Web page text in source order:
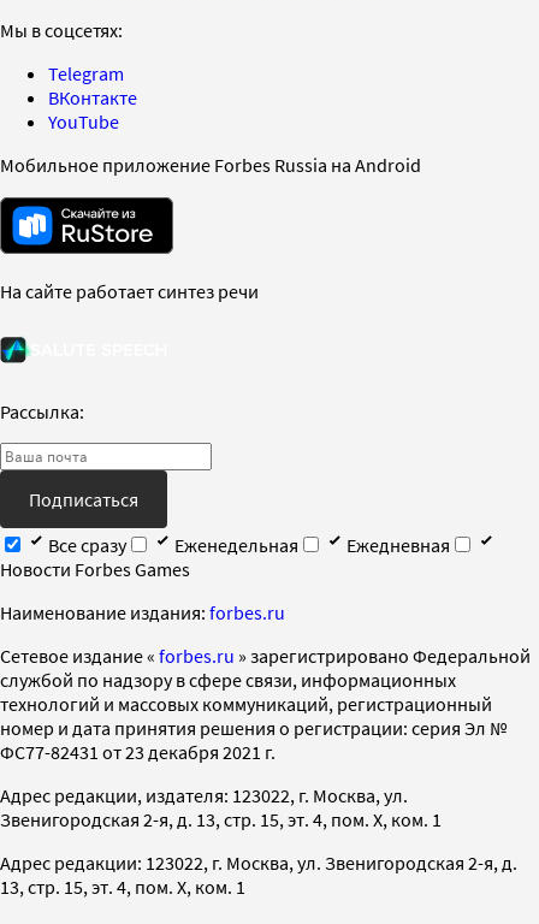
Мы в соцсетях:
Telegram
ВКонтакте
YouTube
Мобильное приложение Forbes Russia на Android
На сайте работает синтез речи
Рассылка:
Подписаться
Все сразу
Еженедельная
Ежедневная
Новости Forbes Games
Наименование издания: forbes.ru
Cетевое издание « forbes.ru » зарегистрировано Федеральной
службой по надзору в сфере связи, информационных
технологий и массовых коммуникаций, регистрационный
номер и дата принятия решения о регистрации: серия Эл №
ФС77-82431 от 23 декабря 2021 г.
Адрес редакции, издателя: 123022, г. Москва, ул.
Звенигородская 2-я, д. 13, стр. 15, эт. 4, пом. X, ком. 1
Адрес редакции: 123022, г. Москва, ул. Звенигородская 2-я, д.
13, стр. 15, эт. 4, пом. X, ком. 1